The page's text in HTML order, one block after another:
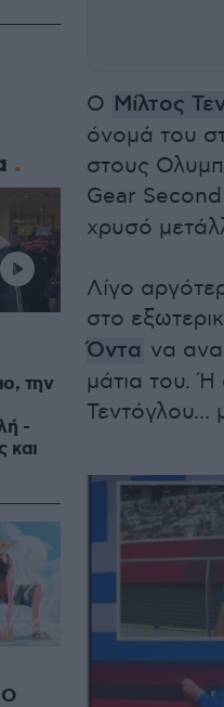
Ο Μίλτος
όνομά του
στους
Gear
χρυσό
Λίγο
στο
Όντα να
μάτια του.
Τεντόγλου...
την
-
και
Ο